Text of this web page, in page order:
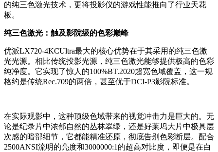
的纯三色激光技术，更将投影仪的游戏性能推向了行业天花
板。
纯三色激光：触及影院级的色彩巅峰
优派LX720-4KCUltra最大的核心优势在于其采用的纯三色激
光光源。相比传统投影光源，纯三色激光能够提供极高的色彩
纯净度。它实现了惊人的100%BT.2020超宽色域覆盖，这一规
格约是传统Rec.709的两倍，甚至优于DCI-P3影院标准。
在实际观影中，这种顶级色域带来的视觉冲击力是巨大的。无
论是纪录片中浓郁自然的丛林翠绿，还是好莱坞大片中极具层
次感的暗部细节，它都能精准还原，彻底告别色彩断层。配合
2500ANSI流明的亮度和3000000:1的超高对比度，即便是在白